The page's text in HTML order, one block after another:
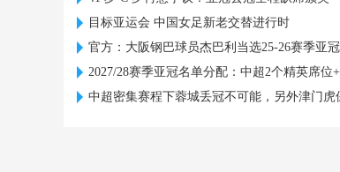
目标亚运会 中国女足新老交替进行时
官方：大阪钢巴球员杰巴利当选25-26赛季亚
2027/28赛季亚冠名单分配：中超2个精英席位
中超密集赛程下蓉城丢冠不可能，另外津门虎